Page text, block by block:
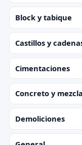
Block y tabique
Castillos y
Cimentaciones
Concreto y
Demoliciones